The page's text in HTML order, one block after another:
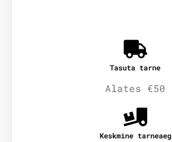
Tasuta tarne
Alates €50
Keskmine tarneaeg